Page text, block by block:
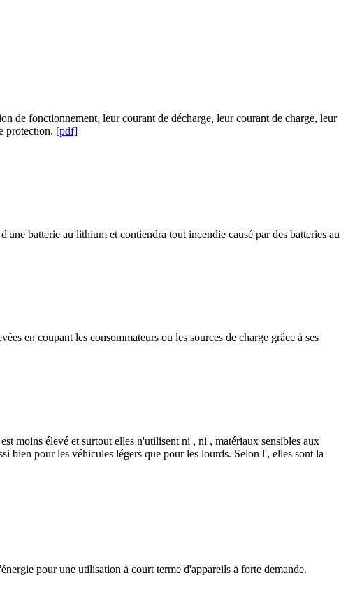
de fonctionnement, leur courant de décharge, leur courant de charge, leur
protection. [pdf]
batterie au lithium et contiendra tout incendie causé par des batteries au
en coupant les consommateurs ou les sources de charge grâce à ses
moins élevé et surtout elles n'utilisent ni , ni , matériaux sensibles aux
bien pour les véhicules légers que pour les lourds. Selon l', elles sont la
pour une utilisation à court terme d'appareils à forte demande.